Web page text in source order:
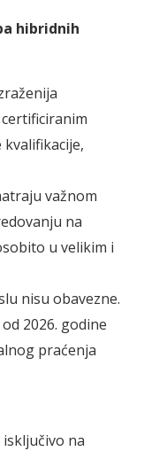
hibridnih
važnom
na
u velikim i
nisu obavezne.
2026. godine
praćenja
isključivo na